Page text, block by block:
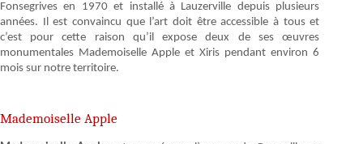
Fonsegrives en 1970 et installé à Lauzerville depuis plusieurs
années. Il est convaincu que l’art doit être accessible à tous et
c’est pour cette raison qu’il expose deux de ses œuvres
monumentales Mademoiselle Apple et Xiris pendant environ 6
mois sur notre territoire.
Mademoiselle Apple